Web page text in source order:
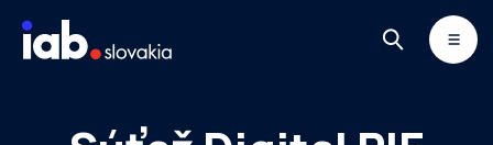
NEWSLETTER